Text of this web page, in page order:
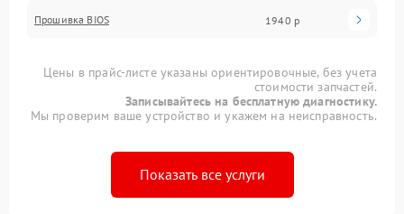
Прошивка BIOS 1940 р
Цены в прайс-листе указаны ориентировочные, без учета
стоимости запчастей.
Записывайтесь на бесплатную диагностику.
Мы проверим ваше устройство и укажем на неисправность.
Показать все услуги